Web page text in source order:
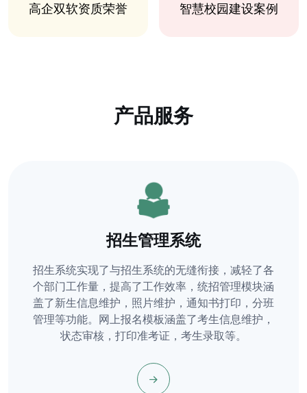
高企双软资质荣誉 智慧校园建设案例
产品服务
招生管理系统
招生系统实现了与招生系统的无缝衔接，减轻了各
个部门工作量，提高了工作效率，统招管理模块涵
盖了新生信息维护，照片维护，通知书打印，分班
管理等功能。网上报名模板涵盖了考生信息维护，
状态审核，打印准考证，考生录取等。